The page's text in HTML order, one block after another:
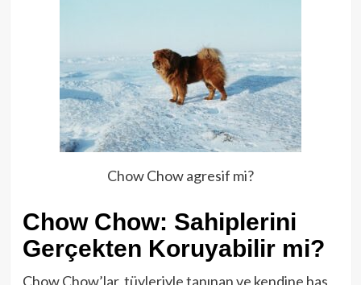
Chow Chow agresif mi?
Chow Chow: Sahiplerini
Gerçekten Koruyabilir mi?
Chow Chow’lar, tüyleriyle tanınan ve kendine has